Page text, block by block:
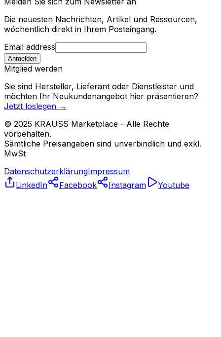
Die neuesten Nachrichten, Artikel und Ressourcen,
wöchentlich direkt in Ihrem Posteingang.
Email address
Anmelden
Mitglied werden
Sie sind Hersteller, Lieferant oder Dienstleister und
möchten Ihr Neukundenangebot hier präsentieren?
Jetzt loslegen →
© 2025 KRAUSS Marketplace - Alle Rechte
vorbehalten.
Sämtliche Preisangaben sind unverbindlich und exkl.
MwSt
DatenschutzerklärungImpressum
LinkedIn
Facebook Instagram Youtube